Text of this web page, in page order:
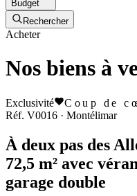
Budget
Rechercher
Acheter
Nos biens à
Exclusivité Coup de
Réf. V0016 · Montélimar
À deux pas des
72,5 m² avec
garage double